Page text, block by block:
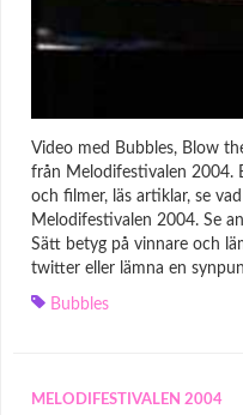
Video med Bubbles, Blow
från Melodifestivalen 2004.
och filmer, läs artiklar, se
Melodifestivalen 2004. Se
Sätt betyg på vinnare och
twitter eller lämna en
Bubbles
MELODIFESTIVALEN 2004